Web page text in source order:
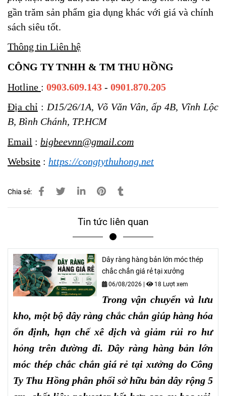
gần trăm sản phẩm gia dụng khác với giá và chính
sách siêu tốt.
Thông tin Liên hệ
CÔNG TY TNHH & TM THU HỒNG
Hotline : 0903.609.143 - 0901.870.205
Địa chỉ : D15/26/1A, Võ Văn Vân, ấp 4B, Vĩnh Lộc
B, Bình Chánh, TP.HCM
Email : bigbeevnn@gmail.com
Website : https://congtythuhong.net
Chia sẻ:
Tin tức liên quan
Dây ràng hàng bản lớn móc thép
chắc chắn giá rẻ tại xưởng
06/08/2026 | 18 Lượt xem
Trong vận chuyển và lưu
kho, một bộ dây ràng chắc chắn giúp hàng hóa
ổn định, hạn chế xê dịch và giảm rủi ro hư
hỏng trên đường đi. Dây ràng hàng bản lớn
móc thép chắc chắn giá rẻ tại xưởng do Công
Ty Thu Hồng phân phối sở hữu bản dây rộng 5